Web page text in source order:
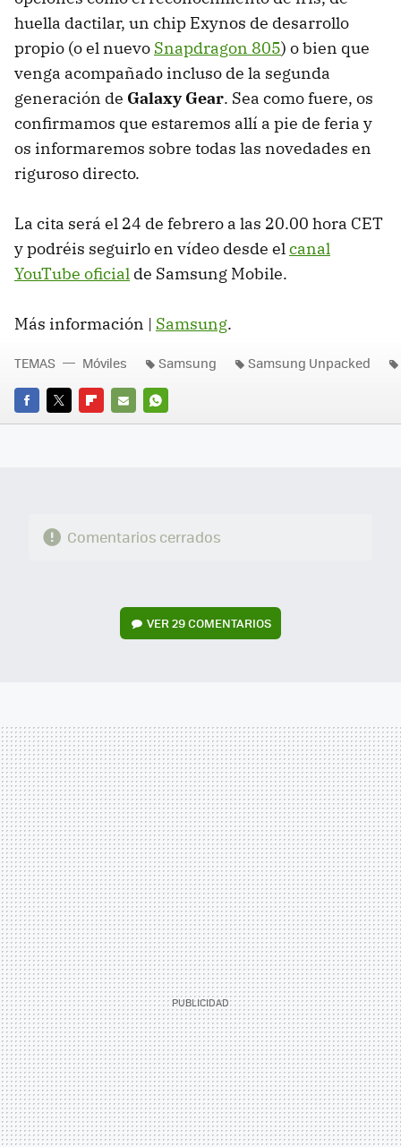
huella dactilar, un chip Exynos de desarrollo
propio (o el nuevo Snapdragon 805) o bien que
venga acompañado incluso de la segunda
generación de Galaxy Gear. Sea como fuere, os
confirmamos que estaremos allí a pie de feria y
os informaremos sobre todas las novedades en
riguroso directo.
La cita será el 24 de febrero a las 20.00 hora CET
y podréis seguirlo en vídeo desde elcanal
YouTube oficial de Samsung Mobile.
Más información | Samsung.
FACEBOOK
TWITTERFLIPBOARD
E-
WHATSAPP
TEMAS Móviles Samsung Samsung Unpacked
Comentarios cerrados
VER29 COMENTARIOS